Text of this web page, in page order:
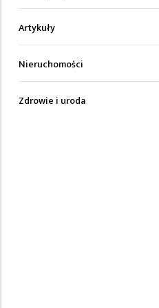
Artykuły
Nieruchomości
Zdrowie i uroda